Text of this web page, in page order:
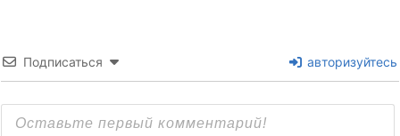
Подписаться авторизуйтесь